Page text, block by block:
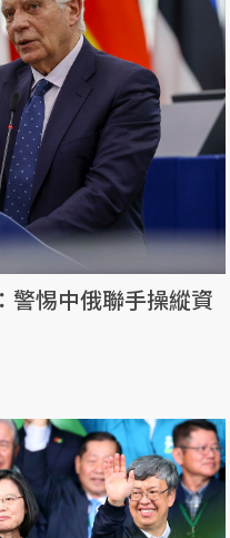
警惕中俄聯手操縱資